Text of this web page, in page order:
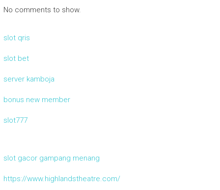
No comments to show.
slot qris
slot bet
server kamboja
bonus new member
slot777
slot gacor gampang menang
https://www.highlandstheatre.com/